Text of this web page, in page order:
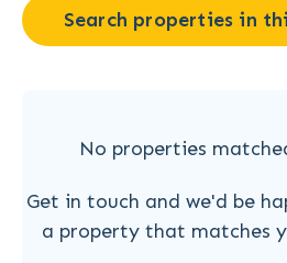
Search properties in
No properties
Get in touch and we'd be
a property that matches